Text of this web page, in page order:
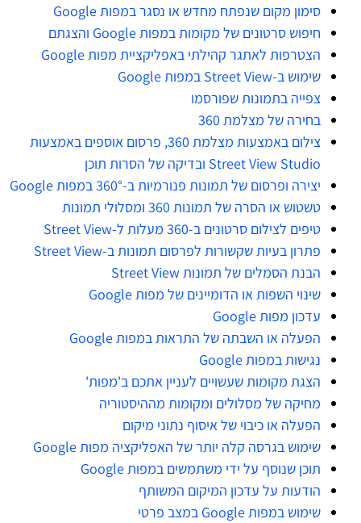
סימון מקום שנפתח מחדש או נסגר במפות Google
חיפוש סרטונים של מקומות במפות Google והצגתם
הצטרפות לאתגר קהילתי באפליקציית מפות Google
שימוש ב-Street View במפות Google
צפייה בתמונות שפורסמו
בחירה של מצלמת 360
צילום באמצעות מצלמת 360, פרסום אוספים באמצעות
Street View Studio ובדיקה של הסרות תוכן
יצירה ופרסום של תמונות פנורמיות ב-360° במפות Google
טשטוש או הסרה של תמונות 360 ומסלולי תמונות
טיפים לצילום סרטונים ב-360 מעלות ל-Street View
פתרון בעיות שקשורות לפרסום תמונות ב-Street View
הבנת הסמלים של תמונות Street View
שינוי השפות או הדומיינים של מפות Google
עדכון מפות Google
הפעלה או השבתה של התראות במפות Google
נגישות במפות Google
הצגת מקומות שעשויים לעניין אתכם ב'מפות'
מחיקה של מסלולים ומקומות מההיסטוריה
הפעלה או כיבוי של איסוף נתוני מיקום
שימוש בגרסה קלה יותר של האפליקציה מפות Google
תוכן שנוסף על ידי משתמשים במפות Google
הודעות על עדכון המיקום המשותף
שימוש במפות Google במצב פרטי